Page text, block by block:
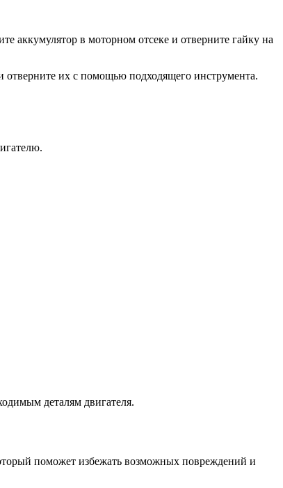
аккумулятор в моторном отсеке и отверните гайку на
отверните их с помощью подходящего инструмента.
деталям двигателя.
поможет избежать возможных повреждений и